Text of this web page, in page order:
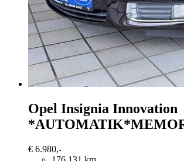
Opel Insignia Innovation
€ 6.980,-